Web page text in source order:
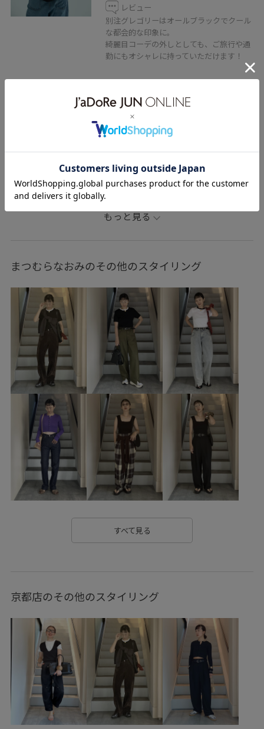
レビュー
別注グレゴリーはオールブラックでクール
な都会的な印象に。
綺麗目コーデの外しとしても、ご旅行や通
勤にもオシャレに持っていただけます！
関連タグ
お出かけコーデ 女子会コーデ
大人カジュアル ADAM ET ROPÉ ウェーブ
混合 トップス Tシャツ/カットソー パンツ
バッグ ショルダーバッグ EUM36320 GAS76050
MBUYER'S_pickup Mens_GW MSpecial_pickup
オフショルダー オブジェ オーバーサイズ シャツ
ジャケット セットアップ
セットアップ対象商品 タウンユース タック
デイリーで活躍 ナイロン ハーフパンツ
バックパック バンダナ ビジネスシーン
プリントTシャツ ベルト ミニマル メンズライク
モノトーン モード 別注アイテム 別注コラボバッグ
定番 家具 幅広 春夏 登山 着心地が良い
落ち感 薄手 透け感 通気性 都会的
もっと見る
まつむらなおみのその他のスタイリング
すべて見る
京都店のその他のスタイリング